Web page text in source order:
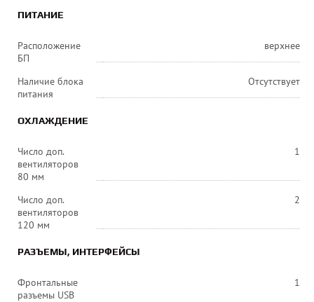
ПИТАНИЕ
Расположение
БП
верхнее
Наличие блока
питания
Отсутствует
ОХЛАЖДЕНИЕ
Число доп.
вентиляторов
80 мм
1
Число доп.
вентиляторов
120 мм
2
РАЗЪЕМЫ, ИНТЕРФЕЙСЫ
Фронтальные
разъемы USB
1